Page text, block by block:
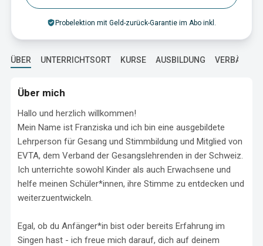
Probelektion mit Geld-zurück-Garantie im Abo inkl.
ÜBER UNTERRICHTSORT KURSE AUSBILDUNG VERBÄNDE
Über mich
Hallo und herzlich willkommen!
Mein Name ist Franziska und ich bin eine ausgebildete
Lehrperson für Gesang und Stimmbildung und Mitglied von
EVTA, dem Verband der Gesangslehrenden in der Schweiz.
Ich unterrichte sowohl Kinder als auch Erwachsene und
helfe meinen Schüler*innen, ihre Stimme zu entdecken und
weiterzuentwickeln.
Egal, ob du Anfänger*in bist oder bereits Erfahrung im
Singen hast - ich freue mich darauf, dich auf deinem